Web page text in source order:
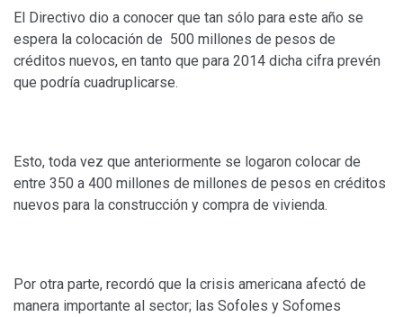
El Directivo dio a conocer que tan sólo para este año se
espera la colocación de 500 millones de pesos de
créditos nuevos, en tanto que para 2014 dicha cifra prevén
que podría cuadruplicarse.
Esto, toda vez que anteriormente se logaron colocar de
entre 350 a 400 millones de millones de pesos en créditos
nuevos para la construcción y compra de vivienda.
Por otra parte, recordó que la crisis americana afectó de
manera importante al sector; las Sofoles y Sofomes